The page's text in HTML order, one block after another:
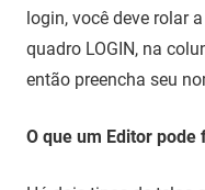
login, você deve rolar
quadro LOGIN, na
então preencha seu
O que um Editor pode